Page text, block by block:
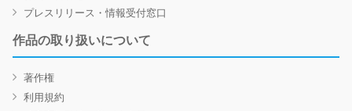
プレスリリース・情報受付窓口
作品の取り扱いについて
著作権
利用規約